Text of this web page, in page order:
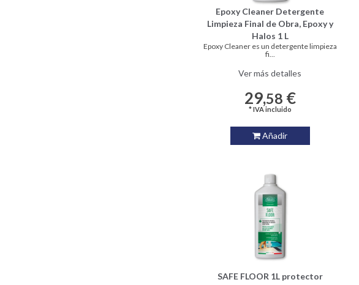
Epoxy Cleaner Detergente
Limpieza Final de Obra, Epoxy y
Halos 1 L
Epoxy Cleaner es un detergente limpieza
fi...
Ver más detalles
29,58 €
* IVA incluido
Añadir
SAFE FLOOR 1L protector